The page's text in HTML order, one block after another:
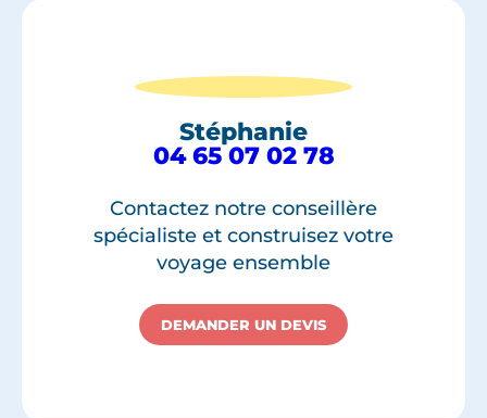
Stéphanie
04 65 07 02 78
Contactez notre conseillère
spécialiste et construisez votre
voyage ensemble
DEMANDER UN DEVIS